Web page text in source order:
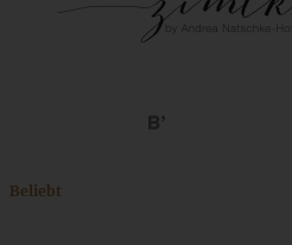
Spargelschalen ganz ohne
Beliebt